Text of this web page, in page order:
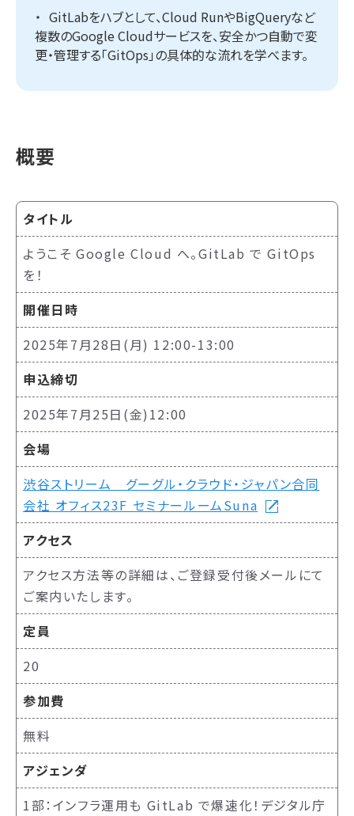
GitLabをハブとして、Cloud RunやBigQueryなど
複数のGoogle Cloudサービスを、安全かつ自動で変
更・管理する「GitOps」の具体的な流れを学べます。
概要
タイトル
ようこそ Google Cloud へ。GitLab で GitOps
を！
開催日時
2025年7月28日(月) 12:00-13:00
申込締切
2025年7月25日(金)12:00
会場
渋谷ストリーム グーグル・クラウド・ジャパン合同
会社 オフィス23F セミナールームSuna
アクセス
アクセス方法等の詳細は、ご登録受付後メールにて
ご案内いたします。
定員
20
参加費
無料
アジェンダ
1部：インフラ運用も GitLab で爆速化！デジタル庁